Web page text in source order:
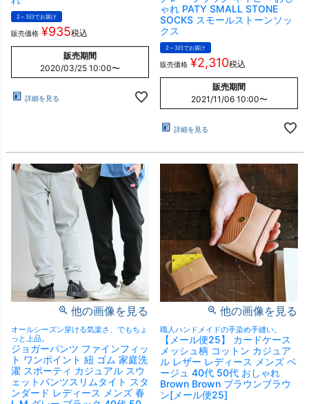
2～3日でお届け
販売価格 ¥935税込
販売期間
2020/03/25 10:00〜
詳細を見る
ゃれ PATY SMALL STONE
SOCKS スモールストーンソッ
クス
2～3日でお届け
販売価格 ¥2,310税込
販売期間
2021/11/06 10:00〜
詳細を見る
他の画像を見る
オールシーズン穿ける気楽さ、でもちょ
っと上品。
ジョガーパンツ ファインフィッ
ト ワンポイント 紐 ゴム 家庭洗
濯 スポーティ カジュアル スウ
ェットパンツスリムタイト スタ
ンダード レディース メンズ 春
他の画像を見る
職人ハンドメイドの手染め手縫い。
【メール便25】 カードケース
メッシュ柄 コットン カジュア
ル レザー レディース メンズ ベ
ージュ 40代 50代 おしゃれ
Brown Brown ブラウンブラウ
ン[メール便25]